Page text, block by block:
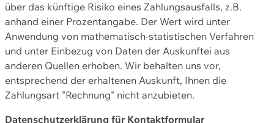
über das künftige Risiko eines Zahlungsausfalls, z.B.
anhand einer Prozentangabe. Der Wert wird unter
Anwendung von mathematisch-statistischen Verfahren
und unter Einbezug von Daten der Auskunftei aus
anderen Quellen erhoben. Wir behalten uns vor,
entsprechend der erhaltenen Auskunft, Ihnen die
Zahlungsart "Rechnung" nicht anzubieten.
Datenschutzerklärung für Kontaktformular